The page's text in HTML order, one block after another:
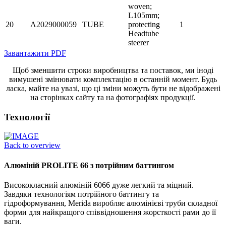
20 A2029000059 TUBE
woven;
L105mm;
protecting
Headtube
steerer
1
Завантажити PDF
Щоб зменшити строки виробництва та поставок, ми іноді
вимушені змінювати комплектацію в останній момент. Будь
ласка, майте на увазі, що ці зміни можуть бути не відображені
на сторінках сайту та на фотографіях продукції.
Технології
Back to overview
Алюміній PROLITE 66 з потрійним баттингом
Висококласний алюміній 6066 дуже легкий та міцний.
Завдяки технологіям потрійного баттингу та
гідроформування, Merida виробляє алюмінієві труби складної
форми для найкращого співвідношення жорсткості рами до її
ваги.